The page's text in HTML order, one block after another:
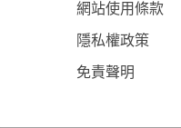
網站使用條款
隱私權政策
免責聲明